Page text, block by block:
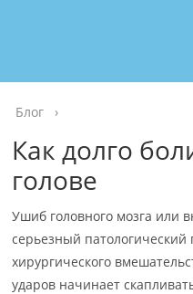
Блог ›
Как долго
голове
Ушиб головного мозга или
серьезный
хирургического
ударов начинает